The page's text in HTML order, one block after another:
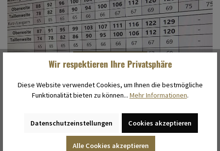
zu den Maßtabellen
Wir respektieren Ihre Privatsphäre
Diese Website verwendet Cookies, um Ihnen die bestmögliche
Funktionalität bieten zu können... Mehr Informationen.
Datenschutzeinstellungen Cookies akzeptieren
Alle Cookies akzeptieren